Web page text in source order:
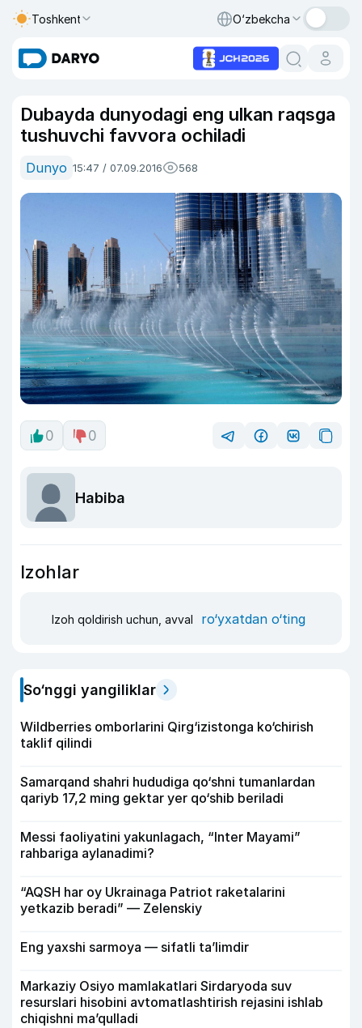
Toshkent O‘zbekcha
Dubayda dunyodagi eng ulkan raqsga
tushuvchi favvora ochiladi
Dunyo 15:47 / 07.09.2016 568
0 0
Habiba
Izohlar
Izoh qoldirish uchun, avval ro‘yxatdan o‘ting
So‘nggi yangiliklar
Wildberries omborlarini Qirg‘izistonga ko‘chirish
taklif qilindi
Samarqand shahri hududiga qo‘shni tumanlardan
qariyb 17,2 ming gektar yer qo‘shib beriladi
Messi faoliyatini yakunlagach, “Inter Mayami”
rahbariga aylanadimi?
“AQSH har oy Ukrainaga Patriot raketalarini
yetkazib beradi” — Zelenskiy
Eng yaxshi sarmoya — sifatli ta’limdir
Markaziy Osiyo mamlakatlari Sirdaryoda suv
resurslari hisobini avtomatlashtirish rejasini ishlab
chiqishni ma’qulladi